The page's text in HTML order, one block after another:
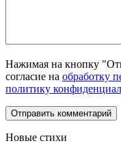
Нажимая на кнопку
согласие на обработку
политику
Новые стихи